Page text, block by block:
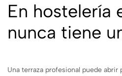
En hostelería
nunca tiene
Una terraza profesional puede abrir